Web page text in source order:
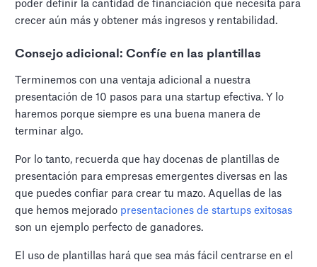
poder definir la cantidad de financiación que necesita para
crecer aún más y obtener más ingresos y rentabilidad.
Consejo adicional: Confíe en las plantillas
Terminemos con una ventaja adicional a nuestra
presentación de 10 pasos para una startup efectiva. Y lo
haremos porque siempre es una buena manera de
terminar algo.
Por lo tanto, recuerda que hay docenas de plantillas de
presentación para empresas emergentes diversas en las
que puedes confiar para crear tu mazo. Aquellas de las
que hemos mejorado presentaciones de startups exitosas
son un ejemplo perfecto de ganadores.
El uso de plantillas hará que sea más fácil centrarse en el